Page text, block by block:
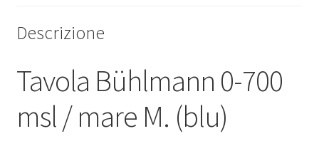
Descrizione
Tavola Bühlmann 0-700
msl / mare M. (blu)